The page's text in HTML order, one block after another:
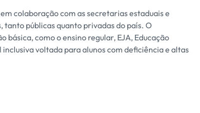
colaboração com as secretarias estaduais e
tanto públicas quanto privadas do país. O
como o ensino regular, EJA, Educação
voltada para alunos com deficiência e altas